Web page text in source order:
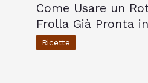
Come Usare un
Frolla Già Pronta
Ricette